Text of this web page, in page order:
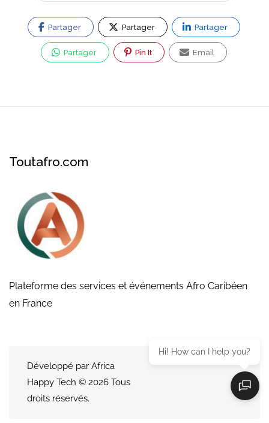
Partager Partager Partager
Partager Pin It Email
Toutafro.com
Plateforme des services et événements Afro Caribéen
en France
Développé par Africa
Happy Tech © 2026 Tous
droits réservés.
Hi! How can I help you?